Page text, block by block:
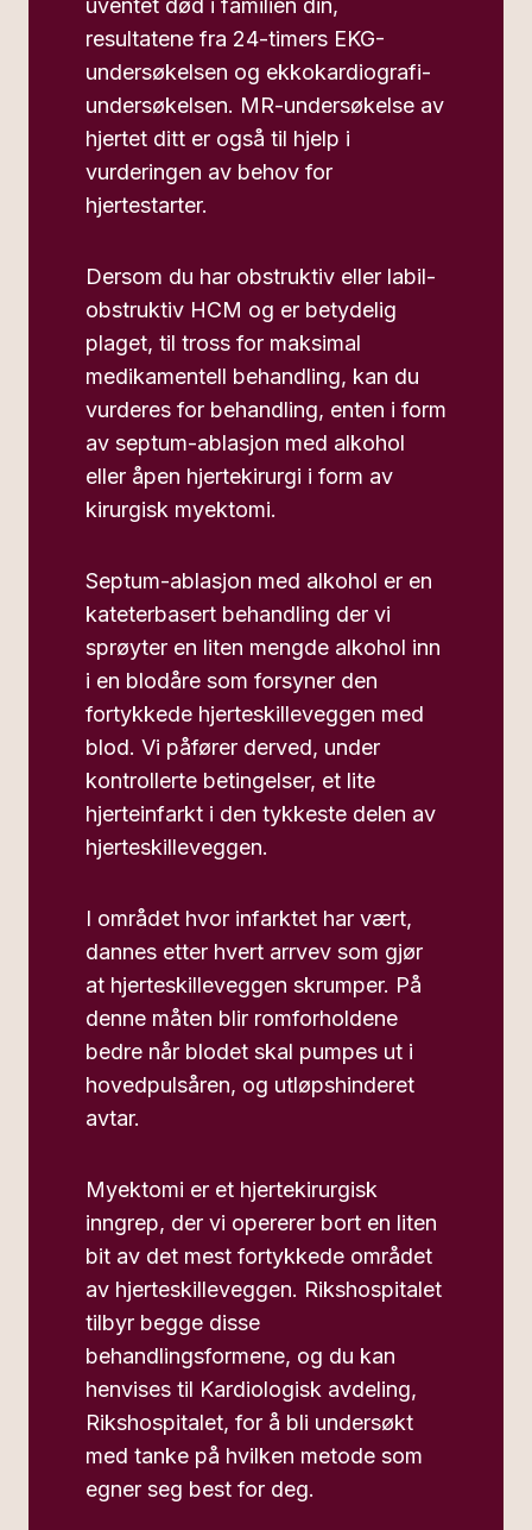
uventet død i familien din,
resultatene fra 24-timers EKG-
undersøkelsen og ekkokardiografi-
undersøkelsen. MR-undersøkelse av
hjertet ditt er også til hjelp i
vurderingen av behov for
hjertestarter.
Dersom du har obstruktiv eller labil-
obstruktiv HCM og er betydelig
plaget, til tross for maksimal
medikamentell behandling, kan du
vurderes for behandling, enten i form
av septum-ablasjon med alkohol
eller åpen hjertekirurgi i form av
kirurgisk myektomi.
Septum-ablasjon med alkohol er en
kateterbasert behandling der vi
sprøyter en liten mengde alkohol inn
i en blodåre som forsyner den
fortykkede hjerteskilleveggen med
blod. Vi påfører derved, under
kontrollerte betingelser, et lite
hjerteinfarkt i den tykkeste delen av
hjerteskilleveggen.
I området hvor infarktet har vært,
dannes etter hvert arrvev som gjør
at hjerteskilleveggen skrumper. På
denne måten blir romforholdene
bedre når blodet skal pumpes ut i
hovedpulsåren, og utløpshinderet
avtar.
Myektomi er et hjertekirurgisk
inngrep, der vi opererer bort en liten
bit av det mest fortykkede området
av hjerteskilleveggen. Rikshospitalet
tilbyr begge disse
behandlingsformene, og du kan
henvises til Kardiologisk avdeling,
Rikshospitalet, for å bli undersøkt
med tanke på hvilken metode som
egner seg best for deg.